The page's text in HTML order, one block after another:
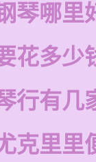
琴哪里
花多少
行有几
克里里